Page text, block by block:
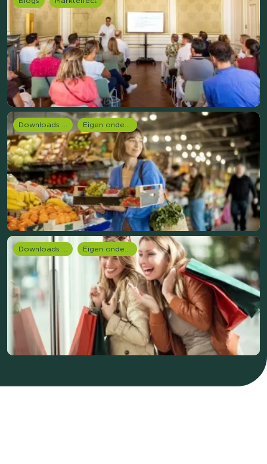
Downloads en rapportages Eigen onderzoeken
Downloads en rapportages Eigen onderzoeken